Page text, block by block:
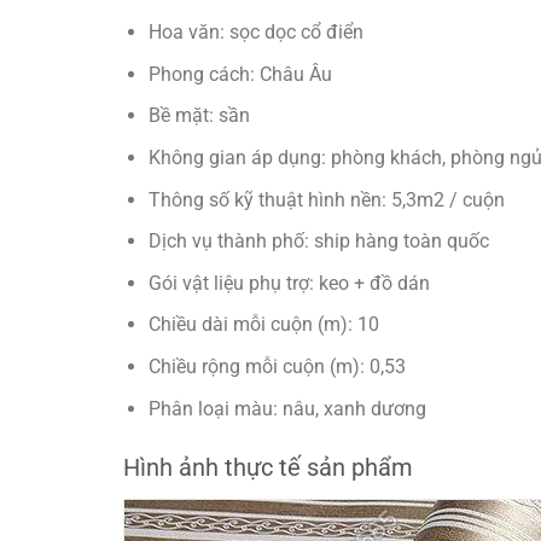
Hoa văn: sọc dọc cổ điển
Phong cách: Châu Âu
Bề mặt: sần
Không gian áp dụng: phòng khách, phòng ngủ
Thông số kỹ thuật hình nền: 5,3m2 / cuộn
Dịch vụ thành phố: ship hàng toàn quốc
Gói vật liệu phụ trợ: keo + đồ dán
Chiều dài mỗi cuộn (m): 10
Chiều rộng mỗi cuộn (m): 0,53
Phân loại màu: nâu, xanh dương
Hình ảnh thực tế sản phẩm